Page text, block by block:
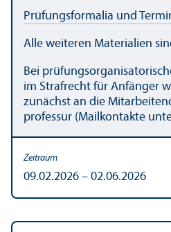
Prüfungs­formalia und
Alle weiteren Materialien
Bei
im Strafrecht für Anfänger
zunächst an die
professur (Mailkontakte
09.02.2026 – 02.06.2026